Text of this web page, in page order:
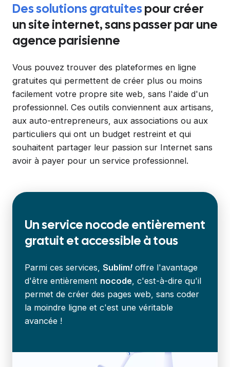
Des solutions gratuitespour créer
un site internet, sans passer par une
agence parisienne
Vous pouvez trouver des plateformes en ligne
gratuites qui permettent de créer plus ou moins
facilement votre propre site web, sans l'aide d'un
professionnel. Ces outils conviennent aux artisans,
aux auto-entrepreneurs, aux associations ou aux
particuliers qui ont un budget restreint et qui
souhaitent partager leur passion sur Internet sans
avoir à payer pour un service professionnel.
Un service nocodeentièrement
gratuit et accessible à tous
Parmi ces services, Sublim! offre l'avantage
d'être entièrement nocode, c'est-à-dire qu'il
permet de créer des pages web, sans coder
la moindre ligne et c'est une véritable
avancée !